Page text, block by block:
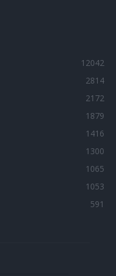
12042
2814
2172
1879
1416
1300
1065
1053
591